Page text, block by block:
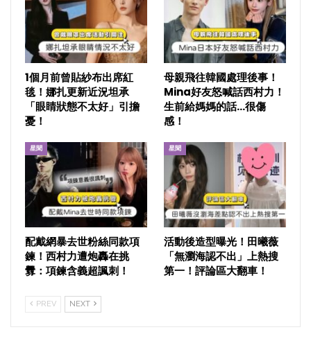
1個月前曾貼紗布出席紅
毯！娜扎更新近況坦承
「眼睛狀態不太好」引擔
憂！
母親飛往韓國處理後事！
Mina好友怒喊話西村力！
生前給媽媽的話…很傷
感！
星聞
配戴網暴去世粉絲同款項
鍊！西村力遭炮轟在挑
釁：項鍊含義超諷刺！
星聞
活動後造型曝光！田曦薇
「無瀏海認不出」上熱搜
第一！評論區大翻車！
PREV NEXT